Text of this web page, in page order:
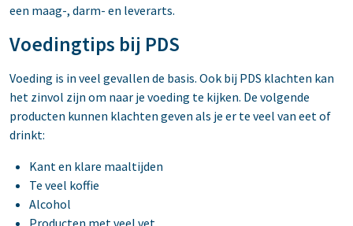
een maag-, darm- en leverarts.
Voedingtips bij PDS
Voeding is in veel gevallen de basis. Ook bij PDS klachten kan
het zinvol zijn om naar je voeding te kijken. De volgende
producten kunnen klachten geven als je er te veel van eet of
drinkt:
Kant en klare maaltijden
Te veel koffie
Alcohol
Producten met veel vet